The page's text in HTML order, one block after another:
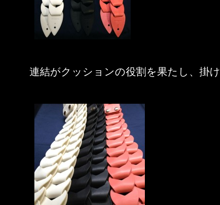
連結がクッションの役割を果たし、掛